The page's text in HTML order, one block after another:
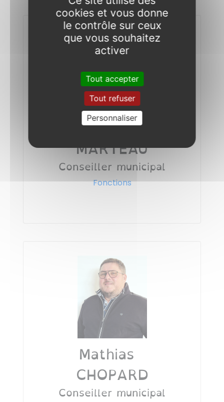
Stéphane
MARTEAU
Conseiller municipal
Fonctions
Mathias
CHOPARD
Conseiller municipal
cookies et vous donne
le contrôle sur ceux
que vous souhaitez
activer
Tout accepter
Tout refuser
Personnaliser